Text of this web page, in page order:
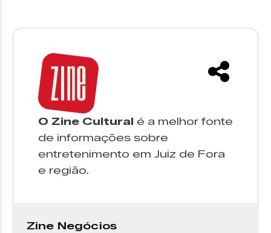
O Zine Cultural é a melhor fonte
de informações sobre
entretenimento em Juiz de Fora
e região.
Zine Negócios